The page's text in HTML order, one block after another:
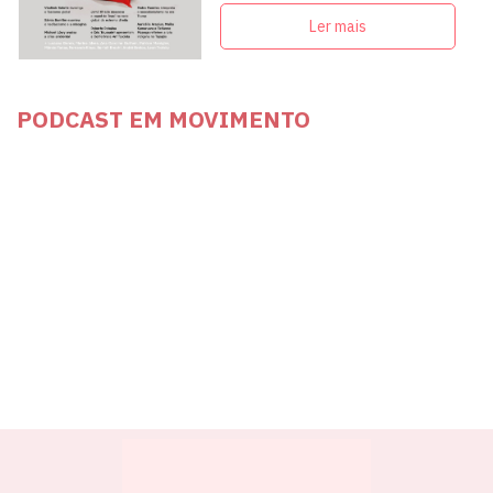
militantes e artistas
Ler mais
PODCAST EM MOVIMENTO